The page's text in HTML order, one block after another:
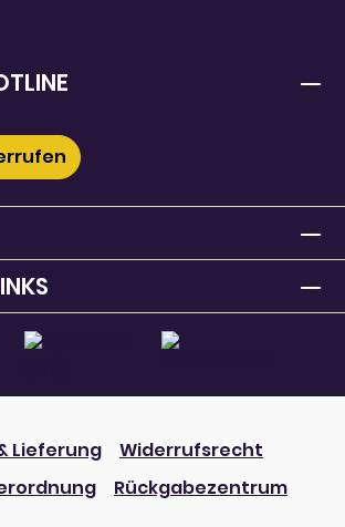
Lieferung
Widerrufsrecht
Rückgabezentrum